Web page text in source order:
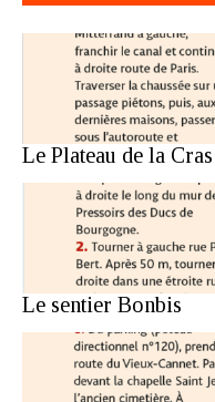
Le Plateau de la Cras
Le sentier Bonbis